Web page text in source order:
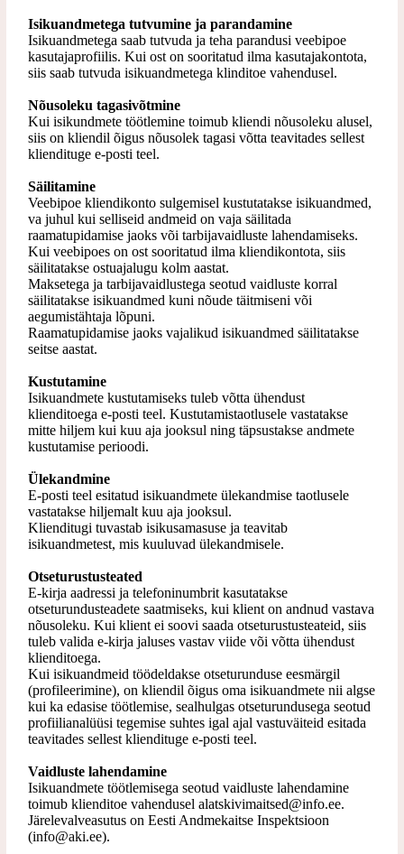
Isikuandmetega tutvumine ja parandamine
Isikuandmetega saab tutvuda ja teha parandusi veebipoe
kasutajaprofiilis. Kui ost on sooritatud ilma kasutajakontota,
siis saab tutvuda isikuandmetega klinditoe vahendusel.
Nõusoleku tagasivõtmine
Kui isikundmete töötlemine toimub kliendi nõusoleku alusel,
siis on kliendil õigus nõusolek tagasi võtta teavitades sellest
kliendituge e-posti teel.
Säilitamine
Veebipoe kliendikonto sulgemisel kustutatakse isikuandmed,
va juhul kui selliseid andmeid on vaja säilitada
raamatupidamise jaoks või tarbijavaidluste lahendamiseks.
Kui veebipoes on ost sooritatud ilma kliendikontota, siis
säilitatakse ostuajalugu kolm aastat.
Maksetega ja tarbijavaidlustega seotud vaidluste korral
säilitatakse isikuandmed kuni nõude täitmiseni või
aegumistähtaja lõpuni.
Raamatupidamise jaoks vajalikud isikuandmed säilitatakse
seitse aastat.
Kustutamine
Isikuandmete kustutamiseks tuleb võtta ühendust
klienditoega e-posti teel. Kustutamistaotlusele vastatakse
mitte hiljem kui kuu aja jooksul ning täpsustakse andmete
kustutamise perioodi.
Ülekandmine
E-posti teel esitatud isikuandmete ülekandmise taotlusele
vastatakse hiljemalt kuu aja jooksul.
Klienditugi tuvastab isikusamasuse ja teavitab
isikuandmetest, mis kuuluvad ülekandmisele.
Otseturustusteated
E-kirja aadressi ja telefoninumbrit kasutatakse
otseturundusteadete saatmiseks, kui klient on andnud vastava
nõusoleku. Kui klient ei soovi saada otseturustusteateid, siis
tuleb valida e-kirja jaluses vastav viide või võtta ühendust
klienditoega.
Kui isikuandmeid töödeldakse otseturunduse eesmärgil
(profileerimine), on kliendil õigus oma isikuandmete nii algse
kui ka edasise töötlemise, sealhulgas otseturundusega seotud
profiilianalüüsi tegemise suhtes igal ajal vastuväiteid esitada
teavitades sellest kliendituge e-posti teel.
Vaidluste lahendamine
Isikuandmete töötlemisega seotud vaidluste lahendamine
toimub klienditoe vahendusel alatskivimaitsed@info.ee.
Järelevalveasutus on Eesti Andmekaitse Inspektsioon
(info@aki.ee).